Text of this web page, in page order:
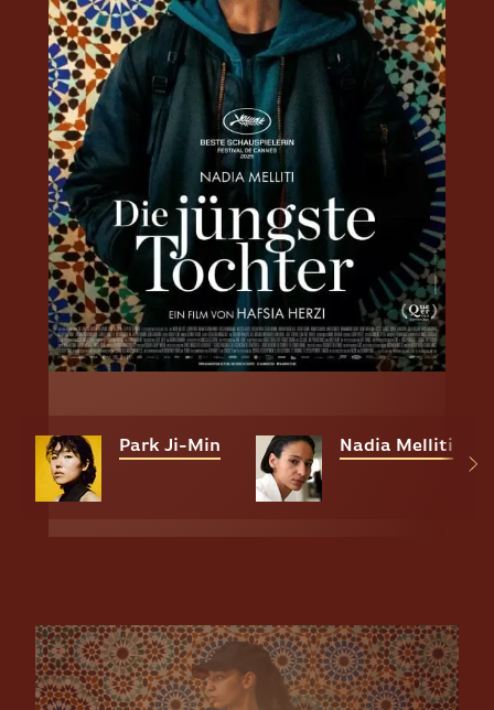
Park Ji-Min Nadia Melliti